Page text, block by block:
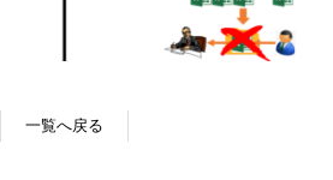
一覧へ戻る